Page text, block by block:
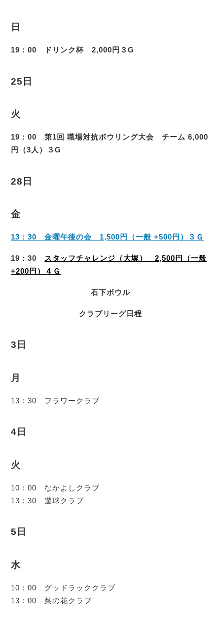
日
19：00 ドリンク杯 2,000円３G
25日
火
19：00 第1回 職場対抗ボウリング大会 チーム 6,000
円（3人）３G
28日
金
13：30 金曜午後の会 1,500円（一般 +500円）３Ｇ
19：30 スタッフチャレンジ（大塚） 2,500円（一般
+200円）４Ｇ
石下ボウル
クラブリーグ日程
3日
月
13：30 フラワークラブ
4日
火
10：00 なかよしクラブ
13：30 遊球クラブ
5日
水
10：00 グッドラッククラブ
13：00 菜の花クラブ